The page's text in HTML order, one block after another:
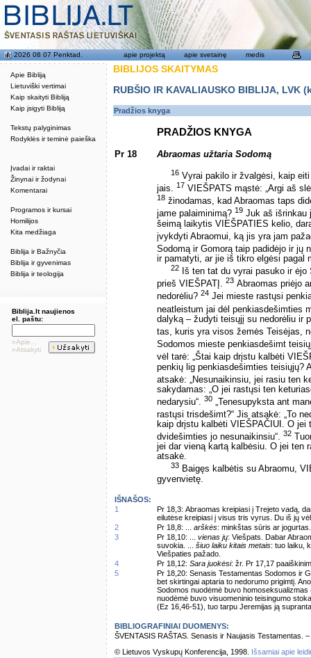
Apie Bibliją
Lietuviški vertimai
Kaip skaityti Bibliją
Kaip įsigyti Bibliją
Tekstų palyginimas
Rodyklės ir teminė paieška
Įvadai ir raktai
Žinynai ir žodynai
Komentarai
Programos ir kursai
Homilijos
Kita medžiaga
Biblija ir Bažnyčia
Biblija ir gyvenimas
Biblija ir teologija
2026 08 07 Penktad. apie projektą apie svetainę medis
Biblija.lt naujienos
el. paštu:
»Apie...
»Atsakyti
BIBLIJOS SKAITYMAS
RUBŠIO IR KAVALIAUSKO BIBLIJA,
Pradžios knyga
PRADŽIOS KNYGA
Pr 18 Abraomas užtaria Sodomą
16 Vyrai pakilo ir žvalgėsi, kaip
jais. 17 VIEŠPATS mąstė: „Argi aš
18 žinodamas, kad Abraomas taps
jame palaiminimą? 19 Juk aš išrinkau
šeimą laikytis VIEŠPATIES kelio,
įvykdyti Abraomui, ką jis yra jam
Sodomą ir Gomorą taip padidėjo ir jų
ir pamatyti, ar jie iš tikro elgėsi pagal
22 Iš ten tat du vyrai pasuko ir
prieš VIEŠPATĮ. 23 Abraomas priėjo
nedorėliu? 24 Jei mieste rastųsi
neatleistum jai dėl penkiasdešimties
dalyką – žudyti teisųjį su nedorėliu ir
tas, kuris yra visos žemės Teisėjas,
Sodomos mieste penkiasdešimt
vėl tarė: „Štai kaip drįstu kalbėti
penkių lig penkiasdešimties teisiųjų?
atsakė: „Nesunaikinsiu, jei rasiu ten
sakydamas: „O jei rastųsi ten
nedarysiu“. 30 „Tenesupyksta ant
rastųsi trisdešimt?“ Jis atsakė: „To
kaip drįstu kalbėti VIEŠPAČIUI. O jei
dvidešimties jo nesunaikinsiu“. 32
jei dar vieną kartą kalbėsiu. O jei ten
atsakė.
33 Baigęs kalbėtis su Abraomu,
gyvenvietę.
IŠNAŠOS:
1
Pr 18,3: Abraomas kreipiasi į Trejeto vadą,
eilutėse kreipiasi į visus tris vyrus. Du iš jų
2
Pr 18,8: ... arškės: minkštas sūris ar jogurtas.
3
Pr 18,10: ... vienas jų: Viešpats. Dabar
suvokia. ... šiuo laiku kitais metais: tuo laiku,
Viešpaties pažado.
4
Pr 18,12: Sara juokėsi: žr. Pr 17,17
5
Pr 18,20: Senasis Testamentas Sodomos ir
bet skirtingai aptaria to nedorumo prigimtį.
Sodomos nuodėmė buvo
nuodėmė buvo visuomeninio teisingumo
(Ez 16,46-51), tuo tarpu Jeremijas ją
BIBLIOGRAFINIAI DUOMENYS:
ŠVENTASIS RAŠTAS. Senasis ir Naujasis Testamentas.
© Lietuvos Vyskupų Konferencija, 1998.
Išsamiai apie